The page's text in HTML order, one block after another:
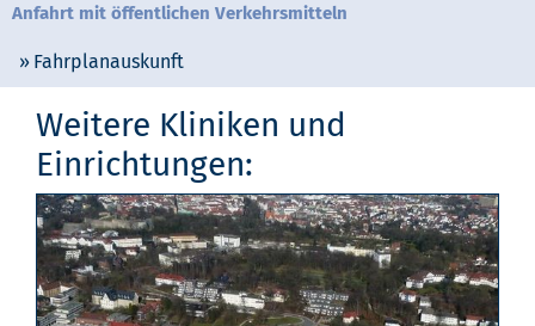
Anfahrt mit öffentlichen Verkehrsmitteln
Fahrplanauskunft
Weitere Kliniken und
Einrichtungen: